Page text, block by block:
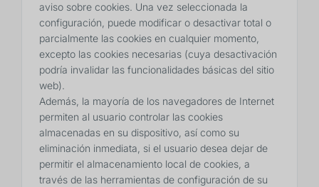
aviso sobre cookies. Una vez seleccionada la
configuración, puede modificar o desactivar total o
parcialmente las cookies en cualquier momento,
excepto las cookies necesarias (cuya desactivación
podría invalidar las funcionalidades básicas del sitio
web).
Además, la mayoría de los navegadores de Internet
permiten al usuario controlar las cookies
almacenadas en su dispositivo, así como su
eliminación inmediata, si el usuario desea dejar de
permitir el almacenamiento local de cookies, a
través de las herramientas de configuración de su